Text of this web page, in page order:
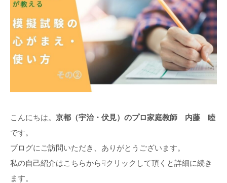
こんにちは。 京都（宇治・伏見）のプロ家庭教師 内藤 睦
です。
ブログにご訪問いただき、ありがとうございます。
私の自己紹介はこちらから☟クリックして頂くと詳細に続き
ます。